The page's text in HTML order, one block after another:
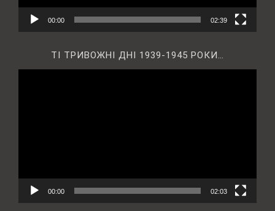
00:00 02:39
ТІ ТРИВОЖНІ ДНІ 1939-1945 РОКИ…
00:00 02:03